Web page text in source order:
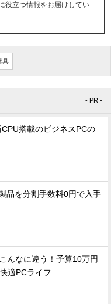
役立つ情報をお届けしてい
具
- PR -
搭載のビジネスPCの
品を分割手数料0円で入手
んなに違う！予算10万円
適PCライフ